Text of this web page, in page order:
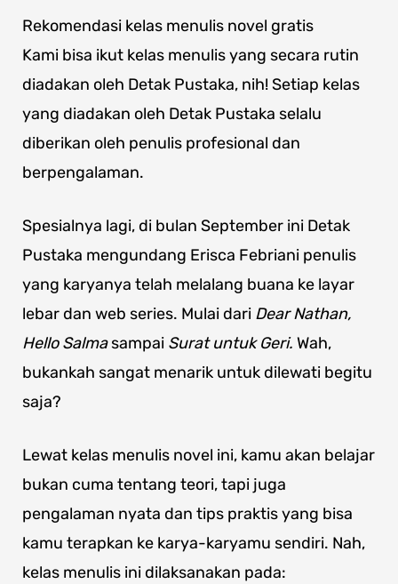
Rekomendasi kelas menulis novel gratis
Kami bisa ikut kelas menulis yang secara rutin
diadakan oleh Detak Pustaka, nih! Setiap kelas
yang diadakan oleh Detak Pustaka selalu
diberikan oleh penulis profesional dan
berpengalaman.
Spesialnya lagi, di bulan September ini Detak
Pustaka mengundang Erisca Febriani penulis
yang karyanya telah melalang buana ke layar
lebar dan web series. Mulai dari Dear Nathan,
Hello Salmasampai Surat untuk Geri. Wah,
bukankah sangat menarik untuk dilewati begitu
saja?
Lewat kelas menulis novel ini, kamu akan belajar
bukan cuma tentang teori, tapi juga
pengalaman nyata dan tips praktis yang bisa
kamu terapkan ke karya-karyamu sendiri. Nah,
kelas menulis ini dilaksanakan pada: